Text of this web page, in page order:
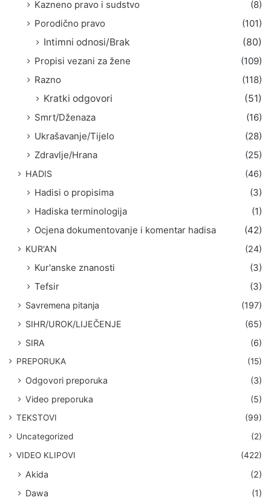
Kazneno pravo i sudstvo
(8)
Porodično pravo
(101)
Intimni odnosi/Brak
(80)
Propisi vezani za žene
(109)
Razno
(118)
Kratki odgovori
(51)
Smrt/Dženaza
(16)
Ukrašavanje/Tijelo
(28)
Zdravlje/Hrana
(25)
HADIS (46)
Hadisi o propisima
(3)
Hadiska terminologija
(1)
Ocjena dokumentovanje i komentar hadisa
(42)
KUR'AN (24)
Kur'anske znanosti
(3)
Tefsir
(3)
Savremena pitanja
(197)
SIHR/UROK/LIJEČENJE
(65)
SIRA
(6)
PREPORUKA (15)
Odgovori preporuka
(3)
Video preporuka
(5)
TEKSTOVI
(99)
Uncategorized
(2)
VIDEO KLIPOVI
(422)
Akida
(2)
Dawa
(1)